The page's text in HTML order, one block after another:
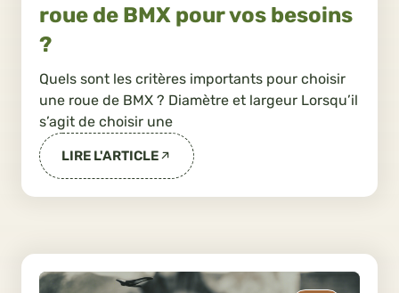
roue de BMX pour vos besoins
?
Quels sont les critères importants pour choisir
une roue de BMX ? Diamètre et largeur Lorsqu’il
s’agit de choisir une
LIRE L'ARTICLE